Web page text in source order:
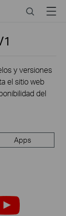
SearchMenu
y versiones
el sitio web
del
Apps